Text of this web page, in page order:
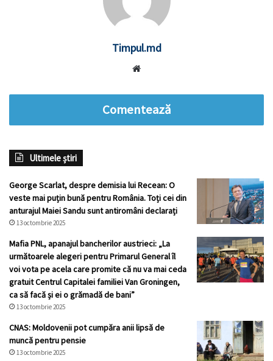
Timpul.md
Comentează
Ultimele știri
George Scarlat, despre demisia lui Recean: O
veste mai puțin bună pentru România. Toți cei din
anturajul Maiei Sandu sunt antiromâni declarați
13 octombrie 2025
Mafia PNL, apanajul bancherilor austrieci: „La
următoarele alegeri pentru Primarul General îl
voi vota pe acela care promite că nu va mai ceda
gratuit Centrul Capitalei familiei Van Groningen,
ca să facă și ei o grămadă de bani”
13 octombrie 2025
CNAS: Moldovenii pot cumpăra anii lipsă de
muncă pentru pensie
13 octombrie 2025